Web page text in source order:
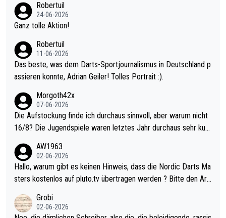
mal 40+ erst recht. Da gewinnst keinen Blumentopf - ist ja noc
h krasser wie ein Pokalspiel eines Kreisligisten vs einem Bund
Robertuil
24-06-2026
Ganz tolle Aktion!
Robertuil
11-06-2026
Das beste, was dem Darts-Sportjournalismus in Deutschland p
assieren konnte, Adrian Geiler! Tolles Portrait :).
Morgoth42x
07-06-2026
Die Aufstockung finde ich durchaus sinnvoll, aber warum nicht
16/8? Die Jugendspiele waren letztes Jahr durchaus sehr kurz
Allerdings ist Mitchell Lawrie als Nummer 1 der Welt eh qualifi
ziert. Somit ändert die automatische Qualifikation des Weltmei
sters erstmal nichts. Ich denke sie wollen damit für nächstes J
ohl wenig WDF Turniere spielen. Dies war bei Archie Self letzt
es Jahr der Fall. Er musste als amtierender Weltmeister durch
AW1963
02-06-2026
Hallo, warum gibt es keinen Hinweis, dass die Nordic Darts Ma
sters kostenlos auf pluto.tv übertragen werden ? Bitte den Arti
Grobi
02-06-2026